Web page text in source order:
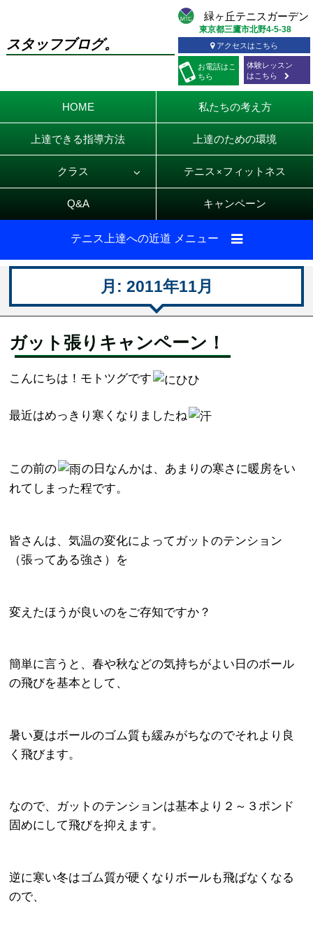
スタッフブログ。
お電話はこ
ちら
東京都三鷹市北野4-5-38
アクセスはこちら
体験レッスン
はこちら
HOME 私たちの考え方
上達できる指導方法 上達のための環境
クラス テニス × フィットネス
Q&A キャンペーン
テニス上達への近道 メニュー
月: 2011年11月
ガット張りキャンペーン！
こんにちは！モトツグです
最近はめっきり寒くなりましたね
この前の
の日なんかは、あまりの寒さに暖房をい
れてしまった程です。
皆さんは、気温の変化によってガットのテンション
（張ってある強さ）を
変えたほうが良いのをご存知ですか？
簡単に言うと、春や秋などの気持ちがよい日のボール
の飛びを基本として、
暑い夏はボールのゴム質も緩みがちなのでそれより良
く飛びます。
なので、ガットのテンションは基本より２～３ポンド
固めにして飛びを抑えます。
逆に寒い冬はゴム質が硬くなりボールも飛ばなくなる
ので、